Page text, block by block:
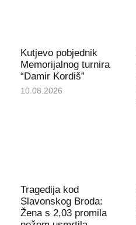
Kutjevo pobjednik
Memorijalnog turnira
“Damir Kordiš”
10.08.2026
Tragedija kod
Slavonskog Broda:
Žena s 2,03 promila